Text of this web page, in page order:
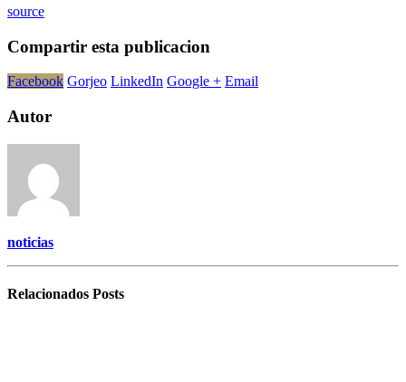
source
Compartir esta publicacion
Facebook Gorjeo LinkedIn Google + Email
Autor
noticias
Relacionados Posts